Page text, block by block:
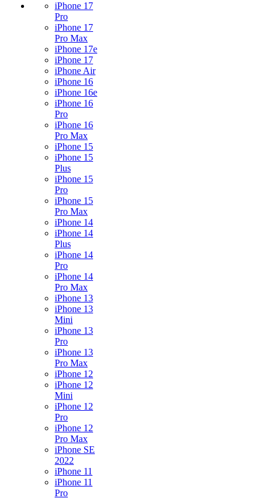
iPhone 17
Pro
iPhone 17
Pro Max
iPhone 17e
iPhone 17
iPhone Air
iPhone 16
iPhone 16e
iPhone 16
Pro
iPhone 16
Pro Max
iPhone 15
iPhone 15
Plus
iPhone 15
Pro
iPhone 15
Pro Max
iPhone 14
iPhone 14
Plus
iPhone 14
Pro
iPhone 14
Pro Max
iPhone 13
iPhone 13
Mini
iPhone 13
Pro
iPhone 13
Pro Max
iPhone 12
iPhone 12
Mini
iPhone 12
Pro
iPhone 12
Pro Max
iPhone SE
2022
iPhone 11
iPhone 11
Pro